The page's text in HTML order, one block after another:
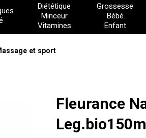
Diététique
Minceur
Vitamines
Grossesse
Bébé
Enfant
et sport
Fleurance